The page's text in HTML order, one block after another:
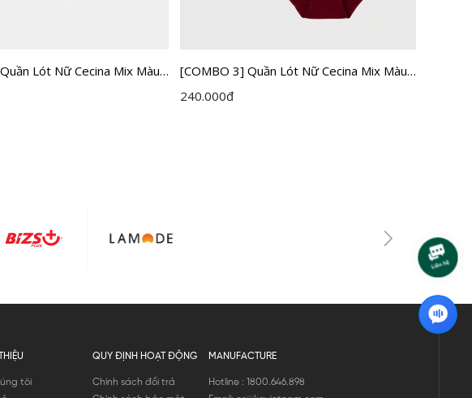
Lót Nữ Cecina Mix Màu
[COMBO 3] Quần Lót Nữ Cecina Mix Màu
CBI00308EDP03
240.000đ
tôi
QUY ĐỊNH HOẠT ĐỘNG
Chính sách đổi trả
MANUFACTURE
Hotline : 1800.646.898